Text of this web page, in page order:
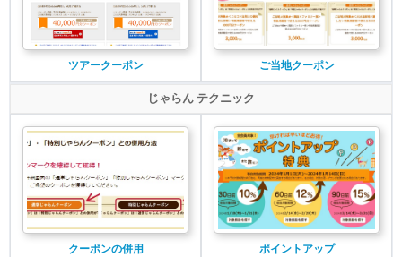
ツアークーポン ご当地クーポン
じゃらん テクニック
クーポンの併用 ポイントアップ